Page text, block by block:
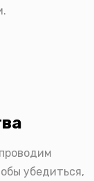
убедиться,